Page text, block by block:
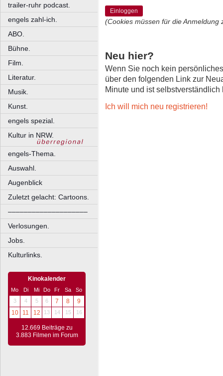
trailer-ruhr podcast.
engels zahl-ich.
ABO.
Bühne.
Film.
Literatur.
Musik.
Kunst.
engels spezial.
Kultur in NRW.
engels-Thema.
Auswahl.
Augenblick
Zuletzt gelacht: Cartoons.
––––––––––––––––––––
Verlosungen.
Jobs.
Kulturlinks.
Kinokalender
Mo Di Mi Do Fr Sa
So
3
4 5 6 7 8
9
10
11 12 13 14 15 16
12.669 Beiträge zu
3.883 Filmen im Forum
Einloggen
(Cookies müssen für die Anmeldung
Neu hier?
Wenn Sie noch kein
über den folgenden Link zur
Minute und ist selbstverständlich
Ich will mich neu registrieren!